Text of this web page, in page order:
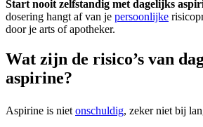
Start nooit zelfstandig met dagelijks
dosering hangt af van je persoonlijke
door je arts of apotheker.
Wat zijn de risico’s van
aspirine?
Aspirine is niet onschuldig, zeker niet bij